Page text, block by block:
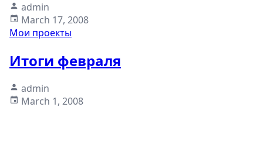
admin
March 17, 2008
Мои проекты
Итоги февраля
admin
March 1, 2008